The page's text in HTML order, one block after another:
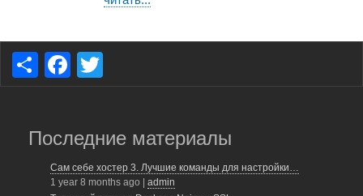
S
e
F
e
b
er
Последние материалы
Сам себе хостер 3. Лучшие команды для настройки…
1 year 8 months ago | admin